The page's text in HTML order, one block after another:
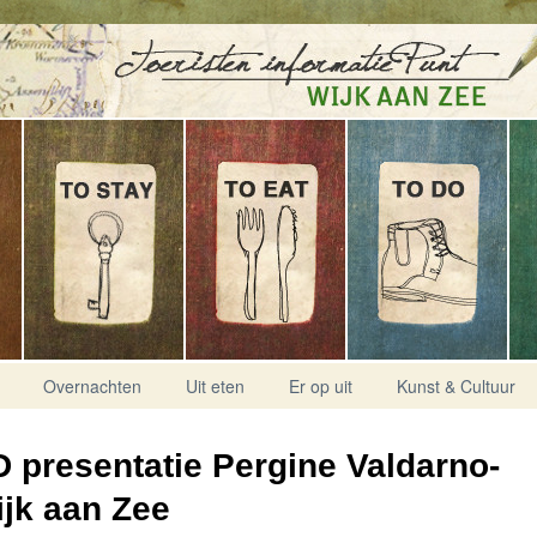
Overnachten Uit eten Er op uit Kunst & Cultuur
presentatie Pergine Valdarno-
aan Zee